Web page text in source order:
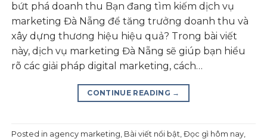
bứt phá doanh thu Bạn đang tìm kiếm dịch vụ
marketing Đà Nẵng để tăng trưởng doanh thu và
xây dựng thương hiệu hiệu quả? Trong bài viết
này, dịch vụ marketing Đà Nẵng sẽ giúp bạn hiểu
rõ các giải pháp digital marketing, cách…
CONTINUE READING →
Posted in agency marketing Bài viết nổi bật ,Đọc gì hôm nay